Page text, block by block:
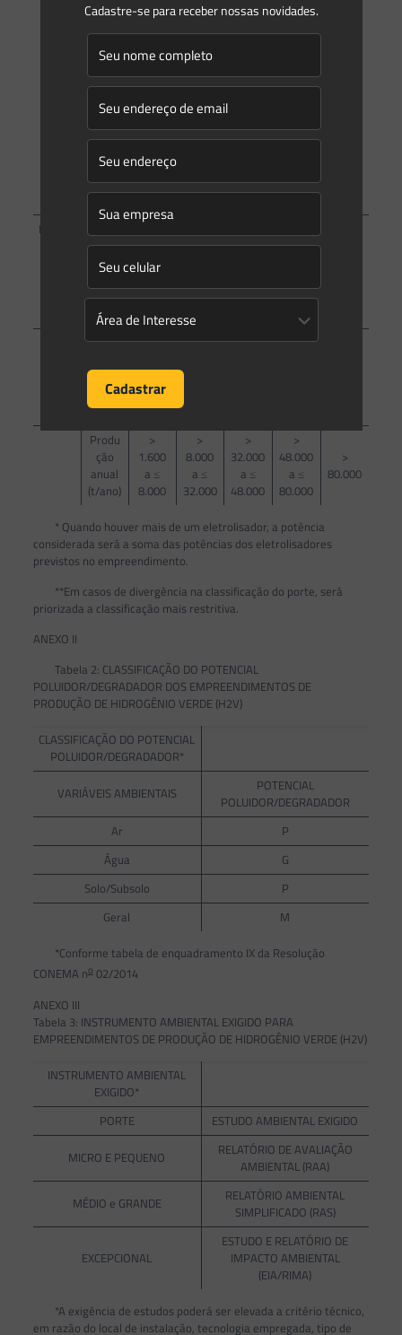
NCIA
DO
ELE-
TROLI
SADO
(MW)/
TONEL
ANO
(T/ANO
Potenc
Unid./
MC
Potên
eletrol
isador
(MW)
50,0
Produ
ção
anual
(t/ano)
>
1.600
a ≤
8.000
>
8.000
a ≤
32.000
>
32.000
a ≤
48.000
>
48.000
a ≤
80.000
>
80.000
* Quando houver mais de um eletrolisador, a potência
considerada será a soma das potências dos eletrolisadores
previstos no empreendimento.
**Em casos de divergência na classificação do porte, será
priorizada a classificação mais restritiva.
ANEXO II
Tabela 2: CLASSIFICAÇÃO DO POTENCIAL
POLUIDOR/DEGRADADOR DOS EMPREENDIMENTOS DE
PRODUÇÃO DE HIDROGÊNIO VERDE (H2V)
CLASSIFICAÇÃO DO POTENCIAL
POLUIDOR/DEGRADADOR*
VARIÁVEIS AMBIENTAIS
POTENCIAL
POLUIDOR/DEGRADADOR
Ar
P
Água
G
Solo/Subsolo
P
Geral
M
*Conforme tabela de enquadramento IX da Resolução
CONEMA no02/2014
ANEXO III
Tabela 3: INSTRUMENTO AMBIENTAL EXIGIDO PARA
EMPREENDIMENTOS DE PRODUÇÃO DE HIDROGÊNIO VERDE (H2V)
INSTRUMENTO AMBIENTAL
EXIGIDO*
PORTE
ESTUDO AMBIENTAL EXIGIDO
MICRO E PEQUENO
RELATÓRIO DE AVALIAÇÃO
AMBIENTAL (RAA)
MÉDIO e GRANDE
RELATÓRIO AMBIENTAL
SIMPLIFICADO (RAS)
EXCEPCIONAL
ESTUDO E RELATÓRIO DE
IMPACTO AMBIENTAL
(EIA/RIMA)
*A exigência de estudos poderá ser elevada a critério técnico,
em razão do local de instalação, tecnologia empregada, tipo de
Cadastre-se para receber nossas novidades.